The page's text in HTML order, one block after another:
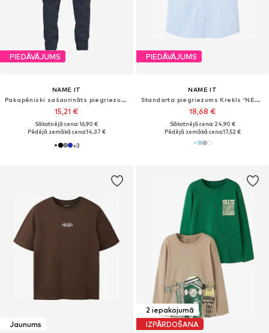
PIEDĀVĀJUMS
NAME IT
Pakapēniski sašaurināts piegriezums Bikses
15,21 €
Sākotnējā cena: 16,90 €
Pēdējā zemākā cena:14,37 €
+3
PIEDĀVĀJUMS
NAME IT
Standarta piegriezums Krekls 'NEWSA'
18,68 €
Sākotnējā cena: 24,90 €
Pēdējā zemākā cena:17,52 €
Jaunums
2 iepakojumā
IZPĀRDOŠANA